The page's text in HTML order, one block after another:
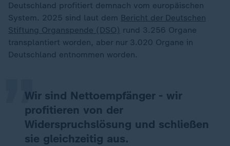
Deutschland profitiert demnach vom europäischen
System. 2025 sind laut dem Bericht der Deutschen
Stiftung Organspende (DSO) rund 3.256 Organe
transplantiert worden, aber nur 3.020 Organe in
Deutschland entnommen worden.
Wir sind Nettoempfänger - wir
profitieren von der
Widerspruchslösung und schließen
sie gleichzeitig aus.
„